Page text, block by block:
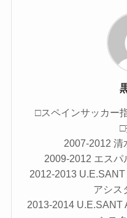
□スペインサッカー
□
2007-2012 清
2009-2012 エス
2012-2013
アシス
2013-2014 U.E.SANT